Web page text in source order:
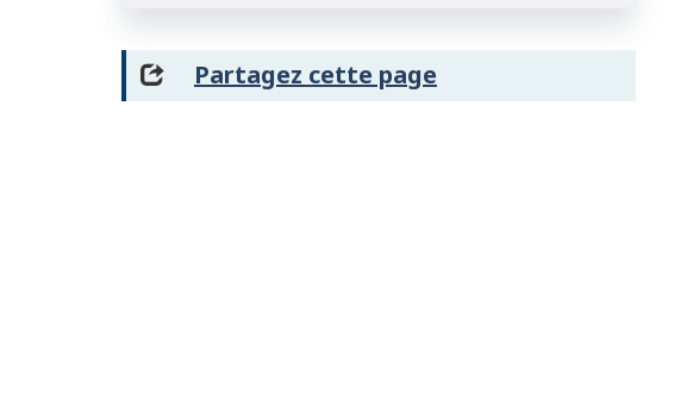
Partagez cette page